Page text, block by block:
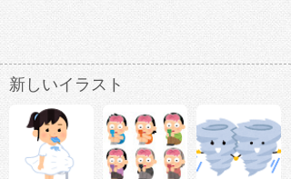
新しいイラスト